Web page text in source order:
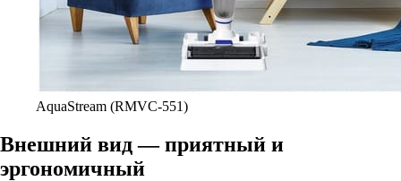
AquaStream (RMVC-551)
Внешний вид — приятный и
эргономичный